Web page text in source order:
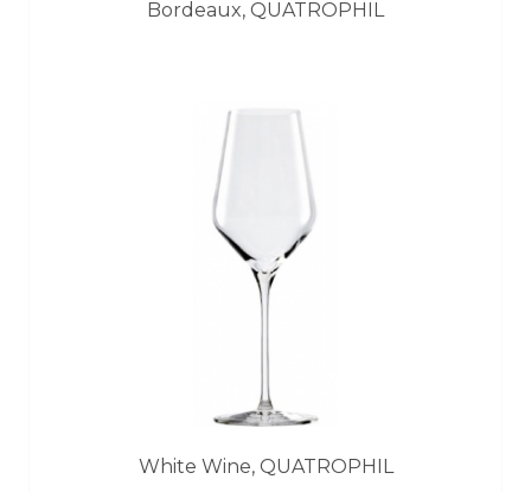
Bordeaux, QUATROPHIL
White Wine, QUATROPHIL